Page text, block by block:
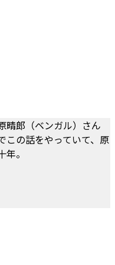
晴郎（ベンガル）さん
この話をやっていて、原
。